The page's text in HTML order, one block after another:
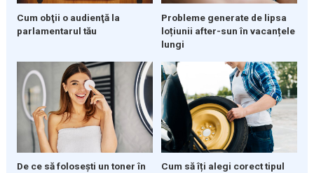
Cum obţii o audienţă la
parlamentarul tău
Probleme generate de lipsa
loțiunii after-sun în vacanțele
lungi
De ce să folosești un toner în
Cum să îți alegi corect tipul